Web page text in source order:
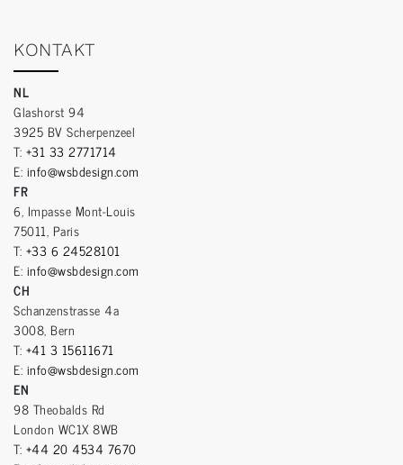
KONTAKT
NL
Glashorst 94
3925 BV Scherpenzeel
T: +31 33 2771714
E: info@wsbdesign.com
FR
6, Impasse Mont-Louis
75011, Paris
T: +33 6 24528101
E: info@wsbdesign.com
CH
Schanzenstrasse 4a
3008, Bern
T: +41 3 15611671
E: info@wsbdesign.com
EN
98 Theobalds Rd
London WC1X 8WB
T: +44 20 4534 7670